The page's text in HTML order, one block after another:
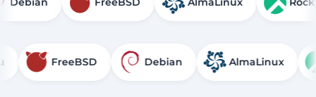
FreeBSD Debian AlmaLinux